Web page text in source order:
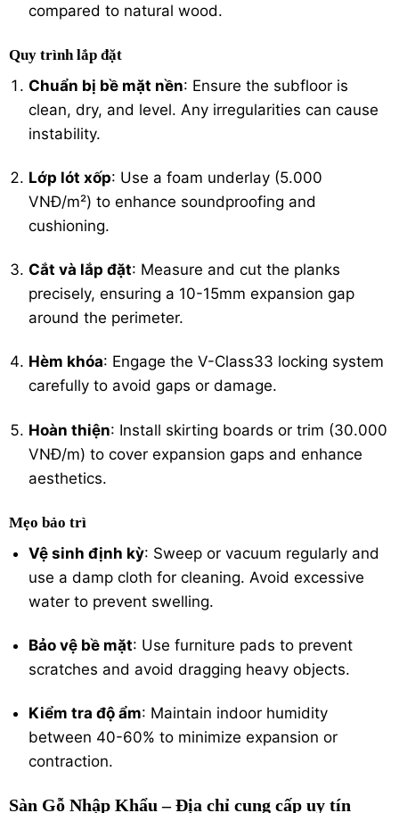
compared to natural wood.
Quy trình lắp đặt
Chuẩn bị bề mặt nền: Ensure the subfloor is
clean, dry, and level. Any irregularities can cause
instability.
Lớp lót xốp: Use a foam underlay (5.000
VNĐ/m²) to enhance soundproofing and
cushioning.
Cắt và lắp đặt: Measure and cut the planks
precisely, ensuring a 10-15mm expansion gap
around the perimeter.
Hèm khóa: Engage the V-Class33 locking system
carefully to avoid gaps or damage.
Hoàn thiện: Install skirting boards or trim (30.000
VNĐ/m) to cover expansion gaps and enhance
aesthetics.
Mẹo bảo trì
Vệ sinh định kỳ: Sweep or vacuum regularly and
use a damp cloth for cleaning. Avoid excessive
water to prevent swelling.
Bảo vệ bề mặt: Use furniture pads to prevent
scratches and avoid dragging heavy objects.
Kiểm tra độ ẩm: Maintain indoor humidity
between 40-60% to minimize expansion or
contraction.
Sàn Gỗ Nhập Khẩu – Địa chỉ cung cấp uy tín